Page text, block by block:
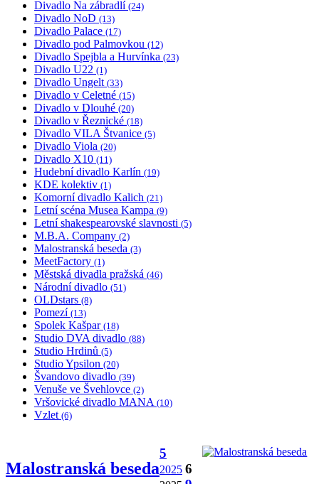
Divadlo Na zábradlí (24)
Divadlo NoD (13)
Divadlo Palace (17)
Divadlo pod Palmovkou (12)
Divadlo Spejbla a Hurvínka (23)
Divadlo U22 (1)
Divadlo Ungelt (33)
Divadlo v Celetné (15)
Divadlo v Dlouhé (20)
Divadlo v Řeznické (18)
Divadlo VILA Štvanice (5)
Divadlo Viola (20)
Divadlo X10 (11)
Hudební divadlo Karlín (19)
KDE kolektiv (1)
Komorní divadlo Kalich (21)
Letní scéna Musea Kampa (9)
Letní shakespearovské slavnosti (5)
M.B.A. Company (2)
Malostranská beseda (3)
MeetFactory (1)
Městská divadla pražská (46)
Národní divadlo (51)
OLDstars (8)
Pomezí (13)
Spolek Kašpar (18)
Studio DVA divadlo (88)
Studio Hrdinů (5)
Studio Ypsilon (20)
Švandovo divadlo (39)
Venuše ve Švehlovce (2)
Vršovické divadlo MANA (10)
Vzlet (6)
Malostranská beseda
5
2025 6